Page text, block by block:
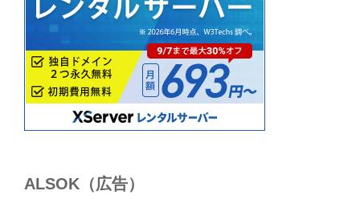
ALSОK（広告）